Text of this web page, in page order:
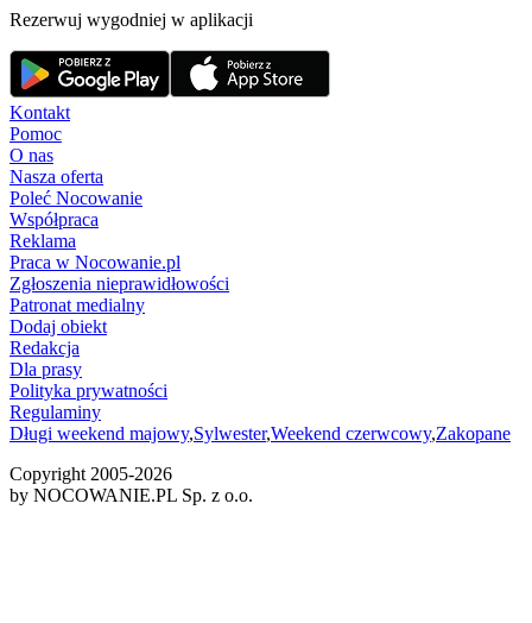
Rezerwuj wygodniej w aplikacji
Kontakt
Pomoc
O nas
Nasza oferta
Poleć Nocowanie
Współpraca
Reklama
Praca w Nocowanie.pl
Zgłoszenia nieprawidłowości
Patronat medialny
Dodaj obiekt
Redakcja
Dla prasy
Polityka prywatności
Regulaminy
Długi weekend majowy,Sylwester,Weekend czerwcowy,Zakopane
Copyright 2005-2026
by NOCOWANIE.PL Sp. z o.o.